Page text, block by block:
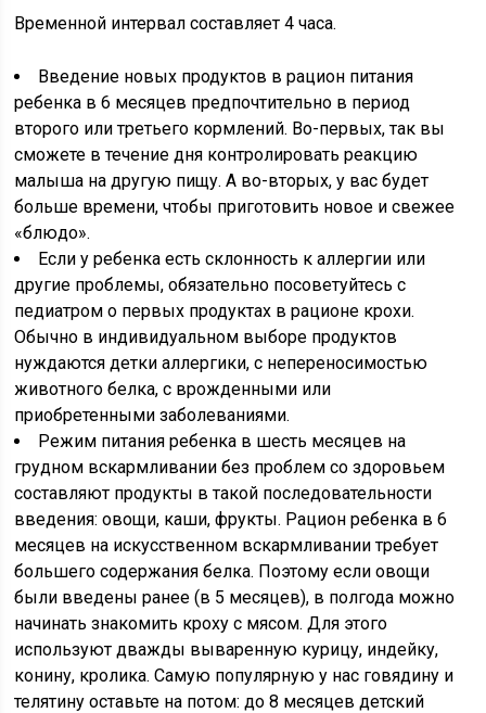
Временной интервал составляет 4 часа.
Введение новых продуктов в рацион питания
ребенка в 6 месяцев предпочтительно в период
второго или третьего кормлений. Во-первых, так вы
сможете в течение дня контролировать реакцию
малыша на другую пищу. А во-вторых, у вас будет
больше времени, чтобы приготовить новое и свежее
«блюдо».
Если у ребенка есть склонность к аллергии или
другие проблемы, обязательно посоветуйтесь с
педиатром о первых продуктах в рационе крохи.
Обычно в индивидуальном выборе продуктов
нуждаются детки аллергики, с непереносимостью
животного белка, с врожденными или
приобретенными заболеваниями.
Режим питания ребенка в шесть месяцев на
грудном вскармливании без проблем со здоровьем
составляют продукты в такой последовательности
введения: овощи, каши, фрукты. Рацион ребенка в 6
месяцев на искусственном вскармливании требует
большего содержания белка. Поэтому если овощи
были введены ранее (в 5 месяцев), в полгода можно
начинать знакомить кроху с мясом. Для этого
используют дважды вываренную курицу, индейку,
конину, кролика. Самую популярную у нас говядину и
телятину оставьте на потом: до 8 месяцев детский